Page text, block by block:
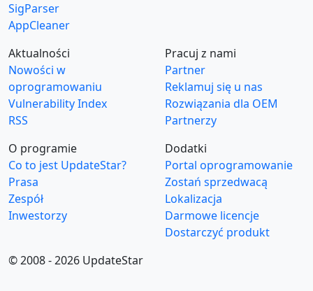
SigParser
AppCleaner
Aktualności
Nowości w
oprogramowaniu
Vulnerability Index
RSS
Pracuj z nami
Partner
Reklamuj się u nas
Rozwiązania dla OEM
Partnerzy
O programie
Co to jest UpdateStar?
Prasa
Zespół
Inwestorzy
Dodatki
Portal oprogramowanie
Zostań sprzedwacą
Lokalizacja
Darmowe licencje
Dostarczyć produkt
© 2008 - 2026 UpdateStar